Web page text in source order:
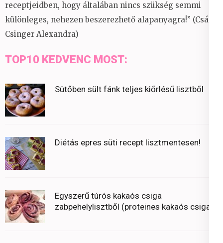
receptjeidben, hogy általában nincs szükség semmi
különleges, nehezen beszerezhető alapanyagra!” (Csáky
Csinger Alexandra)
TOP10 KEDVENC MOST:
Sütőben sült fánk teljes kiőrlésű lisztből
Diétás epres süti recept lisztmentesen!
Egyszerű túrós kakaós csiga
zabpehelylisztből (proteines kakaós csiga)